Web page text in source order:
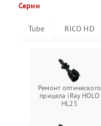
Серии
Tube RICO HD
Ремонт оптического
прицела iRay HOLO
HL25